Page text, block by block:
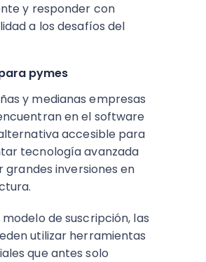
y responder con
a los desafíos del
pymes
y medianas empresas
en el software
accesible para
tecnología avanzada
grandes inversiones en
de suscripción, las
utilizar herramientas
que antes solo